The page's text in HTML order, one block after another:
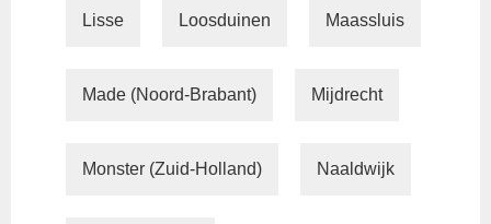
Lisse Loosduinen Maassluis
Made (Noord-Brabant) Mijdrecht
Monster (Zuid-Holland) Naaldwijk